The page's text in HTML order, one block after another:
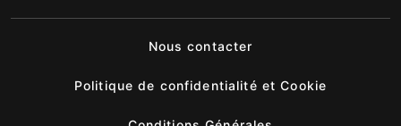
Nous contacter
Politique de confidentialité et Cookie